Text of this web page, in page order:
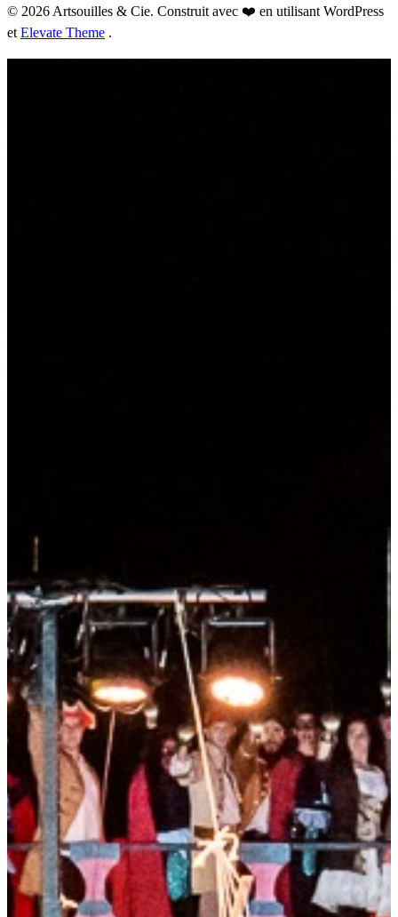
© 2026 Artsouilles & Cie. Construit avec ❤️ en utilisant WordPress
et Elevate Theme .